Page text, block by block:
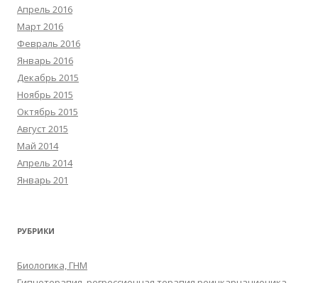
Апрель 2016
Март 2016
Февраль 2016
Январь 2016
Декабрь 2015
Ноябрь 2015
Октябрь 2015
Август 2015
Май 2014
Апрель 2014
Январь 201
РУБРИКИ
Биологика, ГНМ